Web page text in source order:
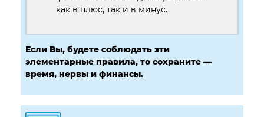
как в плюс, так и в минус.
Если Вы, будете соблюдать эти
элементарные правила, то сохраните —
время, нервы и финансы.